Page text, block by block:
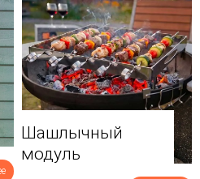
Шашлычный
модуль